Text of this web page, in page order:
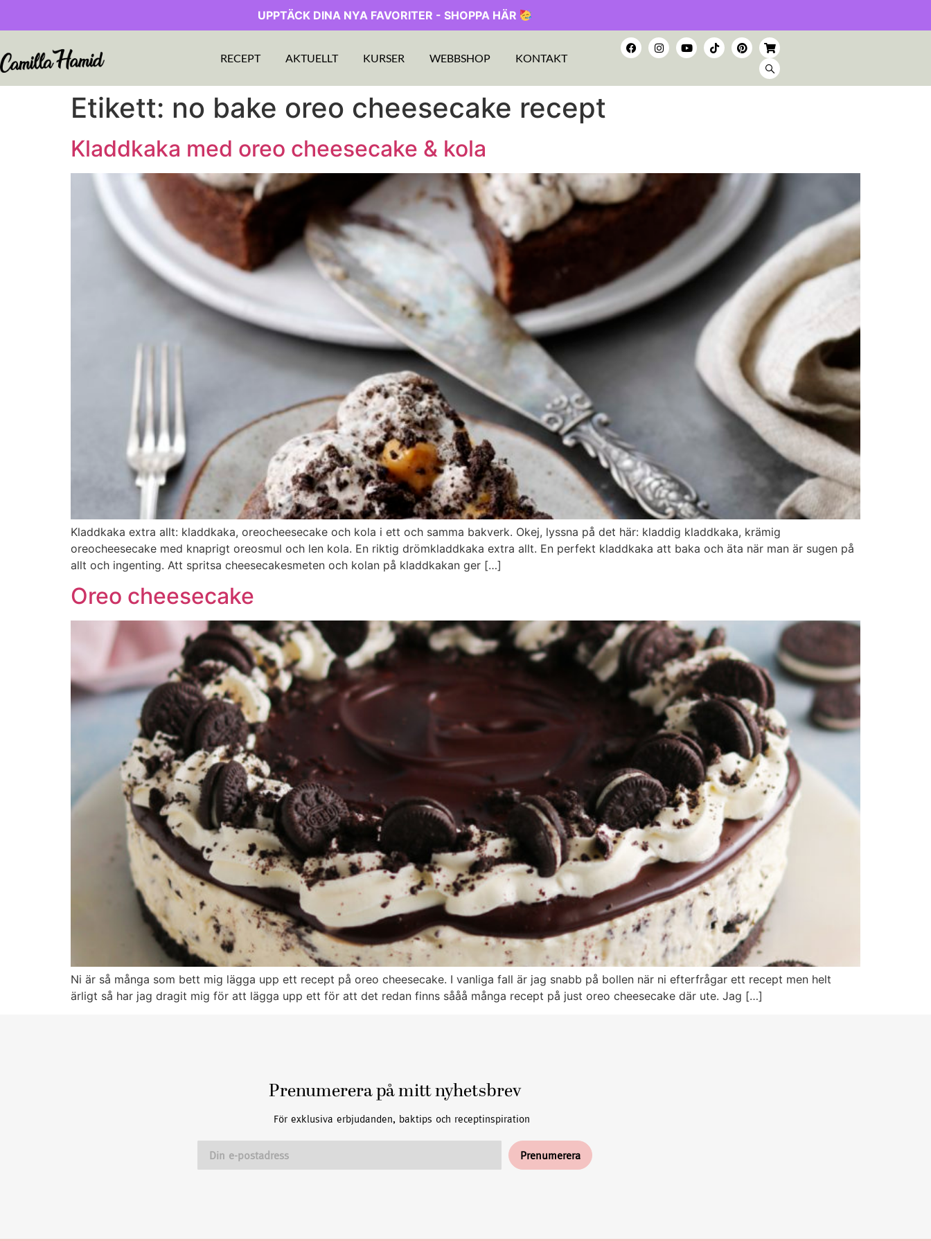
UPPTÄCK DINA NYA FAVORITER - SHOPPA HÄR
RECEPT AKTUELLT KURSER WEBBSHOP KONTAKT
Etikett: no bake oreo cheesecake recept
Kladdkaka med oreo cheesecake & kola
Kladdkaka extra allt: kladdkaka, oreocheesecake och kola i ett och samma bakverk. Okej, lyssna på det här: kladdig kladdkaka, krämig
oreocheesecake med knaprigt oreosmul och len kola. En riktig drömkladdkaka extra allt. En perfekt kladdkaka att baka och äta när man är sugen på
allt och ingenting. Att spritsa cheesecakesmeten och kolan på kladdkakan ger […]
Oreo cheesecake
Ni är så många som bett mig lägga upp ett recept på oreo cheesecake. I vanliga fall är jag snabb på bollen när ni efterfrågar ett recept men helt
ärligt så har jag dragit mig för att lägga upp ett för att det redan finns sååå många recept på just oreo cheesecake där ute. Jag […]
Prenumerera på mitt nyhetsbrev
För exklusiva erbjudanden, baktips och receptinspiration